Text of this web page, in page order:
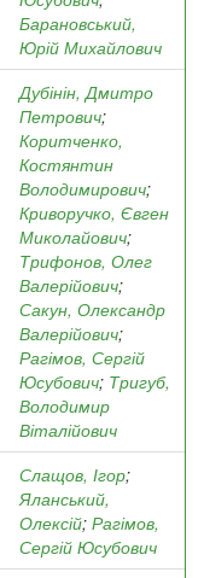
Барановський,
Юрій Михайлович
Дубінін, Дмитро
Петрович;
Коритченко,
Костянтин
Володимирович;
Криворучко, Євген
Миколайович;
Трифонов, Олег
Валерійович;
Сакун, Олександр
Валерійович;
Рагімов, Сергій
Юсубович; Тригуб,
Володимир
Віталійович
Слащов, Ігор;
Яланський,
Олексій; Рагімов,
Сергій Юсубович